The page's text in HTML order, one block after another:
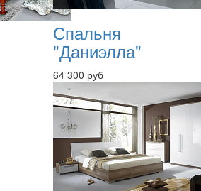
Спальня
"Даниэлла"
64 300 руб